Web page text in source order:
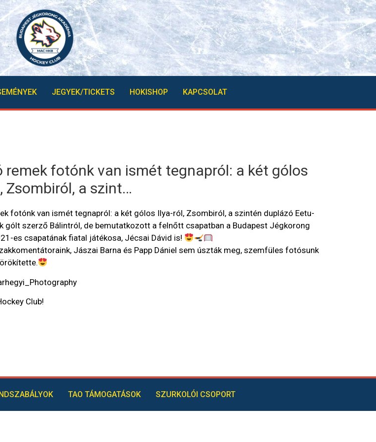
JEGYEK/TICKETS HOKISHOP KAPCSOLAT
remek fotónk van ismét tegnapról: a két gólos
Zsombiról, a szint…
fotónk van ismét tegnapról: a két gólos Ilya-ról, Zsombiról, a szintén duplázó Eetu-
gólt szerző Bálintról, de bemutatkozott a felnőtt csapatban a Budapest Jégkorong
es csapatának fiatal játékosa, Jécsai Dávid is!
Jászai Barna és Papp Dániel sem úszták meg, szemfüles fotósunk
Club!
TAO TÁMOGATÁSOK SZURKOLÓI CSOPORT